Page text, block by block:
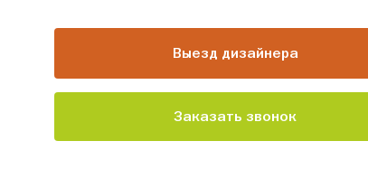
Выезд дизайнера
Заказать звонок